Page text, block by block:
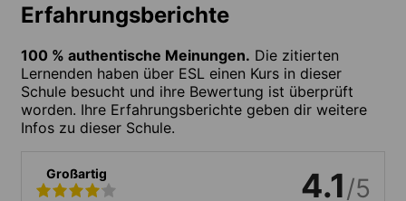
Erfahrungsberichte
100 % authentische Meinungen. Die zitierten
Lernenden haben über ESL einen Kurs in dieser
Schule besucht und ihre Bewertung ist überprüft
worden. Ihre Erfahrungsberichte geben dir weitere
Infos zu dieser Schule.
Großartig 4.1/5